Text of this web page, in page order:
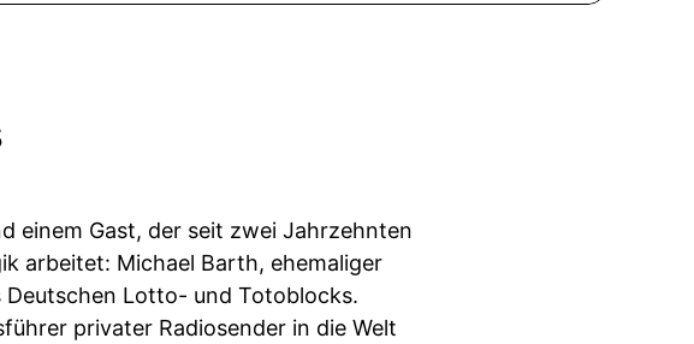
einem Gast, der seit zwei Jahrzehnten
arbeitet: Michael Barth, ehemaliger
Lotto- und Totoblocks.
privater Radiosender in die Welt